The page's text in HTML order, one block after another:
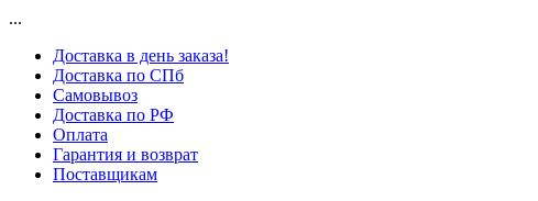
...
Доставка в день заказа!
Доставка по СПб
Самовывоз
Доставка по РФ
Оплата
Гарантия и возврат
Поставщикам